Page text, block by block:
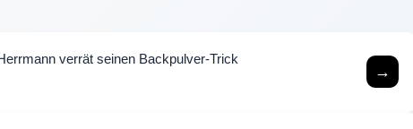
verrät seinen Backpulver-Trick
→